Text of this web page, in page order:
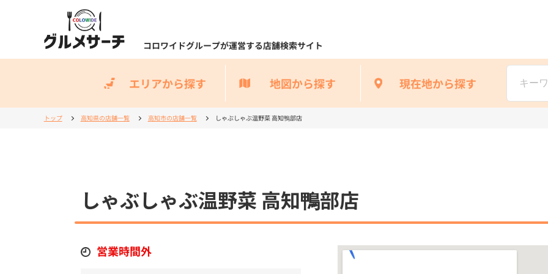
コロワイドグループが運営する店舗検索サイト
エリアから探す 地図から探す 現在地から探す
トップ 高知県の店舗一覧 高知市の店舗一覧 しゃぶしゃぶ温野菜 高知鴨部店
しゃぶしゃぶ温野菜 高知鴨部店
営業時間外